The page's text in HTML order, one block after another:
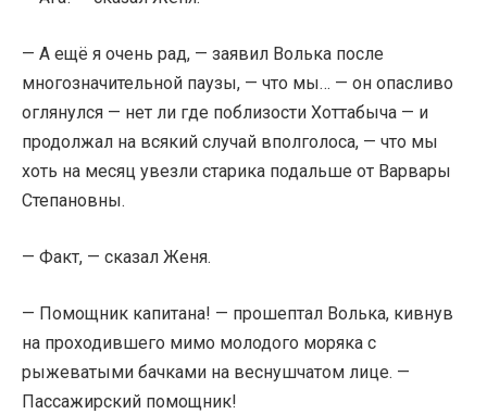
— А ещё я очень рад, — заявил Волька после
многозначительной паузы, — что мы… — он опасливо
оглянулся — нет ли где поблизости Хоттабыча — и
продолжал на всякий случай вполголоса, — что мы
хоть на месяц увезли старика подальше от Варвары
Степановны.
— Факт, — сказал Женя.
— Помощник капитана! — прошептал Волька, кивнув
на проходившего мимо молодого моряка с
рыжеватыми бачками на веснушчатом лице. —
Пассажирский помощник!